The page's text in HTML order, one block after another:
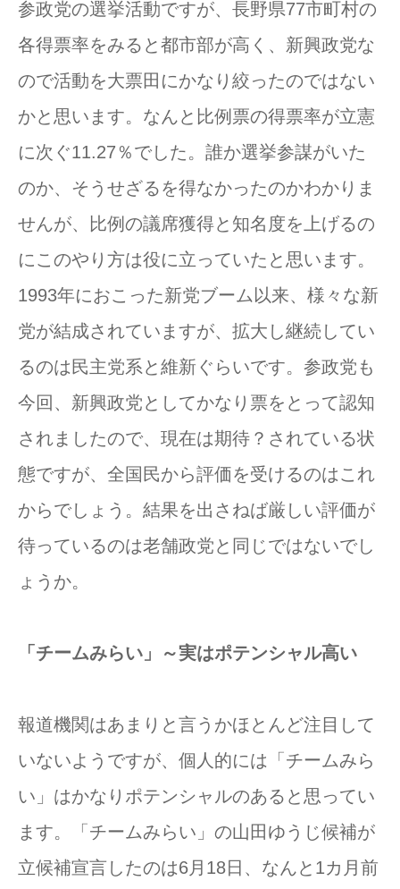
参政党の選挙活動ですが、長野県77市町村の
各得票率をみると都市部が高く、新興政党な
ので活動を大票田にかなり絞ったのではない
かと思います。なんと比例票の得票率が立憲
に次ぐ11.27％でした。誰か選挙参謀がいた
のか、そうせざるを得なかったのかわかりま
せんが、比例の議席獲得と知名度を上げるの
にこのやり方は役に立っていたと思います。
1993年におこった新党ブーム以来、様々な新
党が結成されていますが、拡大し継続してい
るのは民主党系と維新ぐらいです。参政党も
今回、新興政党としてかなり票をとって認知
されましたので、現在は期待？されている状
態ですが、全国民から評価を受けるのはこれ
からでしょう。結果を出さねば厳しい評価が
待っているのは老舗政党と同じではないでし
ょうか。
「チームみらい」～実はポテンシャル高い
報道機関はあまりと言うかほとんど注目して
いないようですが、個人的には「チームみら
い」はかなりポテンシャルのあると思ってい
ます。「チームみらい」の山田ゆうじ候補が
立候補宣言したのは6月18日、なんと1カ月前